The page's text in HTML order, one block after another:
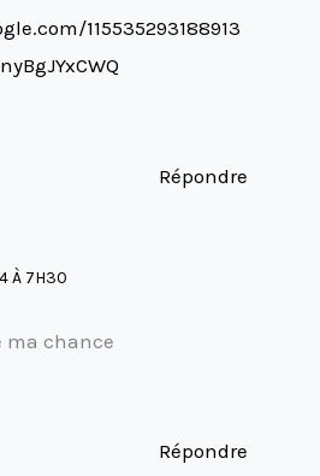
115535293188913
Répondre
À 7H30
ma chance
Répondre